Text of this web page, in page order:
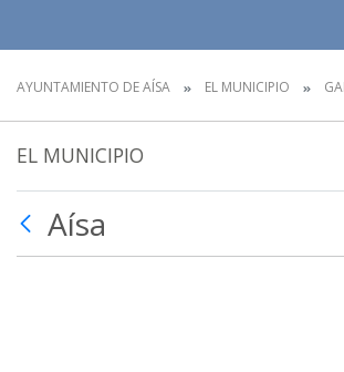
AYUNTAMIENTO DE AÍSA EL MUNICIPIO
EL MUNICIPIO
Aísa